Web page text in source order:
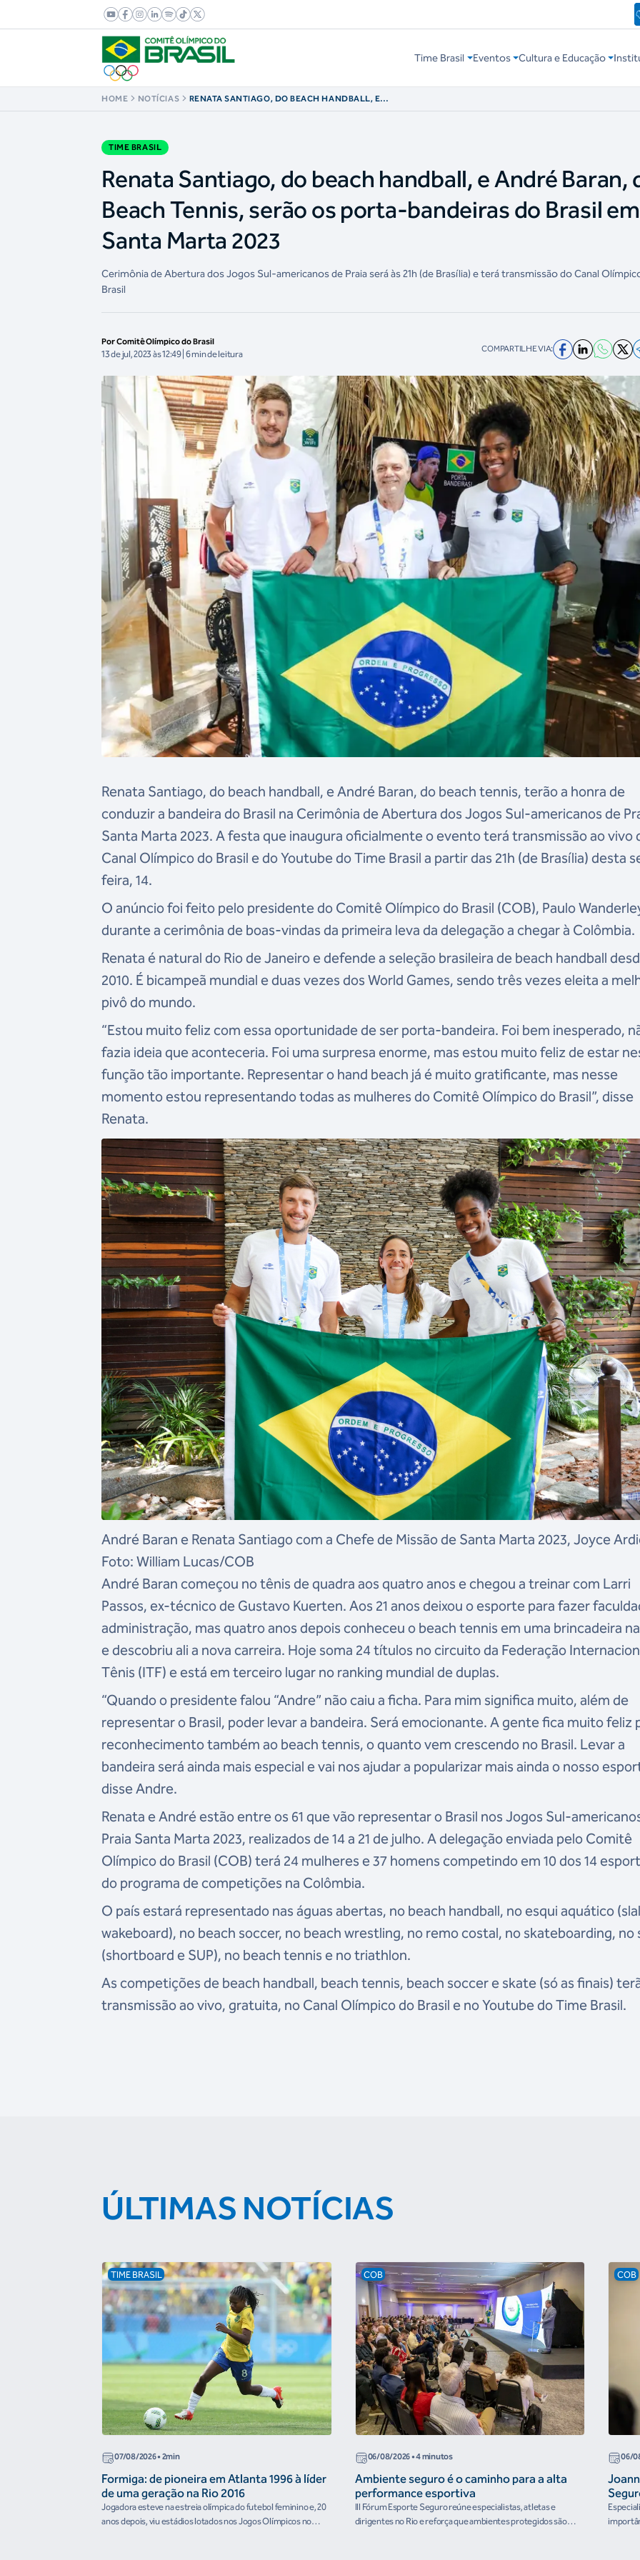
Time Brasil Eventos Cultura e Educação
HOME NOTÍCIAS
RENATA SANTIAGO, DO BEACH HANDBALL, E
TIME BRASIL
Renata Santiago, do beach handball, e André Baran,
Beach Tennis, serão os porta-bandeiras do Brasil em
Santa Marta 2023
Cerimônia de Abertura dos Jogos Sul-americanos de Praia será às 21h (de Brasília) e terá transmissão do Canal
Brasil
Por Comitê Olímpico do Brasil
13 de jul, 2023 às 12:49 | 6 min de leitura COMPARTILHE VIA:
Renata Santiago, do beach handball, e André Baran, do beach tennis, terão a honra de
conduzir a bandeira do Brasil na Cerimônia de Abertura dos Jogos Sul-americanos de
Santa Marta 2023. A festa que inaugura oficialmente o evento terá transmissão ao vivo
Canal Olímpico do Brasil e do Youtube do Time Brasil a partir das 21h (de Brasília) desta
feira, 14.
O anúncio foi feito pelo presidente do Comitê Olímpico do Brasil (COB), Paulo
durante a cerimônia de boas-vindas da primeira leva da delegação a chegar à Colômbia.
Renata é natural do Rio de Janeiro e defende a seleção brasileira de beach handball
2010. É bicampeã mundial e duas vezes dos World Games, sendo três vezes eleita a
pivô do mundo.
“Estou muito feliz com essa oportunidade de ser porta-bandeira. Foi bem inesperado,
fazia ideia que aconteceria. Foi uma surpresa enorme, mas estou muito feliz de estar
função tão importante. Representar o hand beach já é muito gratificante, mas nesse
momento estou representando todas as mulheres do Comitê Olímpico do Brasil”, disse
Renata.
André Baran e Renata Santiago com a Chefe de Missão de Santa Marta 2023, Joyce
Foto: William Lucas/COB
André Baran começou no tênis de quadra aos quatro anos e chegou a treinar com Larri
Passos, ex-técnico de Gustavo Kuerten. Aos 21 anos deixou o esporte para fazer
administração, mas quatro anos depois conheceu o beach tennis em uma brincadeira
e descobriu ali a nova carreira. Hoje soma 24 títulos no circuito da Federação
Tênis (ITF) e está em terceiro lugar no ranking mundial de duplas.
“Quando o presidente falou “Andre” não caiu a ficha. Para mim significa muito, além de
representar o Brasil, poder levar a bandeira. Será emocionante. A gente fica muito feliz
reconhecimento também ao beach tennis, o quanto vem crescendo no Brasil. Levar a
bandeira será ainda mais especial e vai nos ajudar a popularizar mais ainda o nosso
disse Andre.
Renata e André estão entre os 61 que vão representar o Brasil nos Jogos Sul-
Praia Santa Marta 2023, realizados de 14 a 21 de julho. A delegação enviada pelo Comitê
Olímpico do Brasil (COB) terá 24 mulheres e 37 homens competindo em 10 dos 14
do programa de competições na Colômbia.
O país estará representado nas águas abertas, no beach handball, no esqui aquático
wakeboard), no beach soccer, no beach wrestling, no remo costal, no skateboarding, no
(shortboard e SUP), no beach tennis e no triathlon.
As competições de beach handball, beach tennis, beach soccer e skate (só as finais)
transmissão ao vivo, gratuita, no Canal Olímpico do Brasil e no Youtube do Time Brasil.
ÚLTIMAS NOTÍCIAS
TIME BRASIL
07/08/2026• 2min
Formiga: de pioneira em Atlanta 1996 à líder
de uma geração na Rio 2016
Jogadora esteve na estreia olímpica do futebol feminino e, 20
anos depois, viu estádios lotados nos Jogos Olímpicos no
COB
06/08/2026• 4 minutos
Ambiente seguro é o caminho para a alta
performance esportiva
III Fórum Esporte Seguro reúne especialistas, atletas e
dirigentes no Rio e reforça que ambientes protegidos são
COB
06/